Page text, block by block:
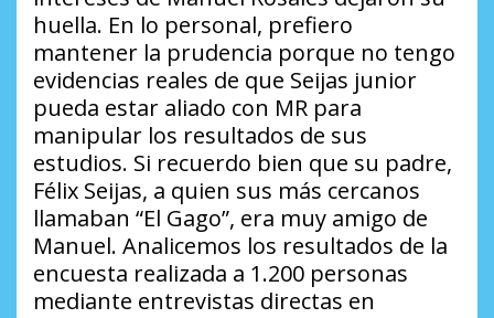
huella. En lo personal, prefiero
mantener la prudencia porque no tengo
evidencias reales de que Seijas junior
pueda estar aliado con MR para
manipular los resultados de sus
estudios. Si recuerdo bien que su padre,
Félix Seijas, a quien sus más cercanos
llamaban “El Gago”, era muy amigo de
Manuel. Analicemos los resultados de la
encuesta realizada a 1.200 personas
mediante entrevistas directas en